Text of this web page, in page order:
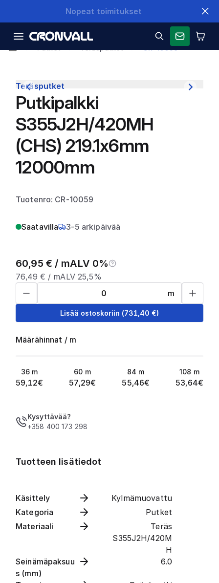
Nopeat toimitukset
CR-10059
Teräsputket
Putkipalkki
S355J2H/420MH
(CHS) 219.1x6mm
12000mm
Tuotenro: CR-10059
Saatavilla 3-5 arkipäivää
60,95 € / mALV 0%
76,49 € / mALV 25,5%
m
Lisää ostoskoriin (731,40 €)
Määrähinnat / m
36 m
59,12€
60 m
57,29€
84 m
55,46€
108 m
53,64€
Kysyttävää?
+358 400 173 298
Tuotteen lisätiedot
Käsittely
Kylmämuovattu
Kategoria
Putket
Materiaali
Teräs
S355J2H/420M
H
Seinämäpaksuu
s (mm)
6.0